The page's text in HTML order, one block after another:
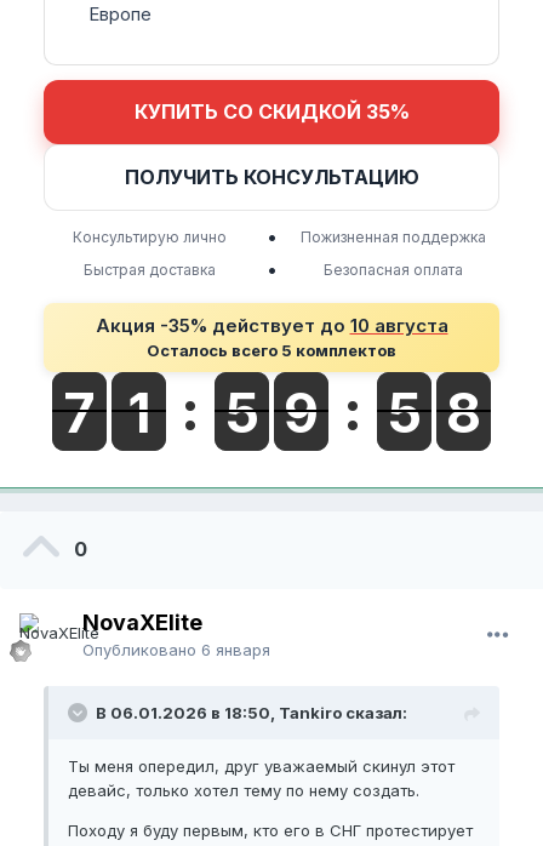
Европе
КУПИТЬ СО СКИДКОЙ 35%
ПОЛУЧИТЬ КОНСУЛЬТАЦИЮ
Консультирую лично •
Пожизненная поддержка
Быстрая доставка
• Безопасная оплата
Акция -35% действует до 10 августа
Осталось всего 5 комплектов
0
NovaXElite
Опубликовано 6 января
В 06.01.2026 в 18:50, Tankiro сказал:
Ты меня опередил, друг уважаемый скинул этот
девайс, только хотел тему по нему создать.
Походу я буду первым, кто его в СНГ протестирует